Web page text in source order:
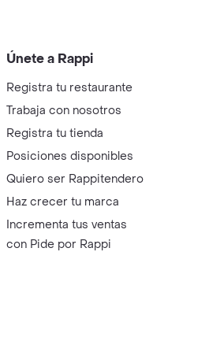
Únete a Rappi
Registra tu restaurante
Trabaja con nosotros
Registra tu tienda
Posiciones disponibles
Quiero ser Rappitendero
Haz crecer tu marca
Incrementa tus ventas
con Pide por Rappi